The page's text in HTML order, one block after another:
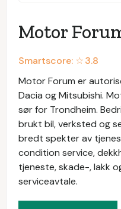
Motor
Smartscore: ☆3.8
Motor Forum er
Dacia og Mitsubishi.
sør for Trondheim.
brukt bil, verksted og
bredt spekter av
condition service,
tjeneste, skade-, lakk
serviceavtale.